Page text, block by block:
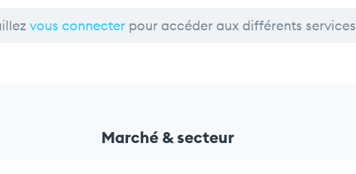
vous connecter pour accéder aux différents services
Marché & secteur